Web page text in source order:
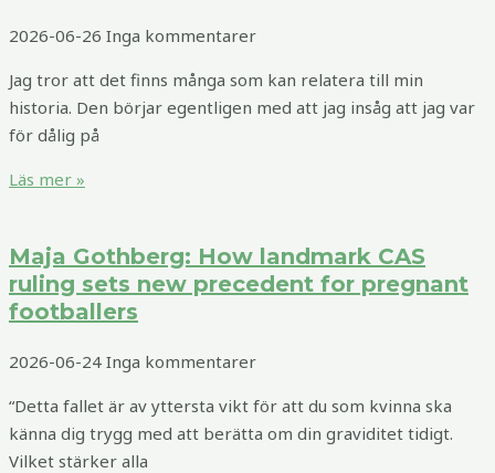
2026-06-26 Inga kommentarer
Jag tror att det finns många som kan relatera till min
historia. Den börjar egentligen med att jag insåg att jag var
för dålig på
Läs mer »
Maja Gothberg: How landmark CAS
ruling sets new precedent for pregnant
footballers
2026-06-24 Inga kommentarer
“Detta fallet är av yttersta vikt för att du som kvinna ska
känna dig trygg med att berätta om din graviditet tidigt.
Vilket stärker alla